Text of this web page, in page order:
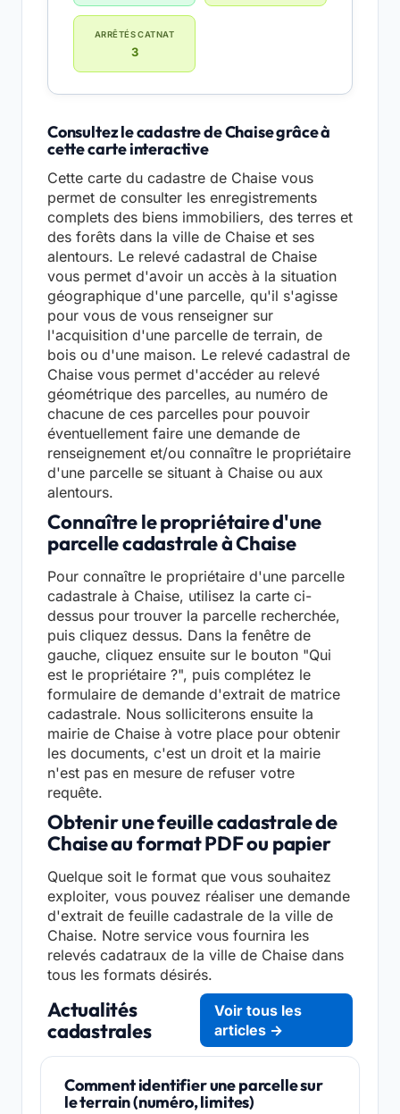
ARRÊTÉS CATNAT
3
Consultez le cadastre de Chaise grâce à
cette carte interactive
Cette carte du cadastre de Chaise vous
permet de consulter les enregistrements
complets des biens immobiliers, des terres et
des forêts dans la ville de Chaise et ses
alentours. Le relevé cadastral de Chaise
vous permet d'avoir un accès à la situation
géographique d'une parcelle, qu'il s'agisse
pour vous de vous renseigner sur
l'acquisition d'une parcelle de terrain, de
bois ou d'une maison. Le relevé cadastral de
Chaise vous permet d'accéder au relevé
géométrique des parcelles, au numéro de
chacune de ces parcelles pour pouvoir
éventuellement faire une demande de
renseignement et/ou connaître le propriétaire
d'une parcelle se situant à Chaise ou aux
alentours.
Connaître le propriétaire d'une
parcelle cadastrale à Chaise
Pour connaître le propriétaire d'une parcelle
cadastrale à Chaise, utilisez la carte ci-
dessus pour trouver la parcelle recherchée,
puis cliquez dessus. Dans la fenêtre de
gauche, cliquez ensuite sur le bouton "Qui
est le propriétaire ?", puis complétez le
formulaire de demande d'extrait de matrice
cadastrale. Nous solliciterons ensuite la
mairie de Chaise à votre place pour obtenir
les documents, c'est un droit et la mairie
n'est pas en mesure de refuser votre
requête.
Obtenir une feuille cadastrale de
Chaise au format PDF ou papier
Quelque soit le format que vous souhaitez
exploiter, vous pouvez réaliser une demande
d'extrait de feuille cadastrale de la ville de
Chaise. Notre service vous fournira les
relevés cadatraux de la ville de Chaise dans
tous les formats désirés.
Actualités
cadastrales
Voir tous les
articles →
Comment identifier une parcelle sur
le terrain (numéro, limites)